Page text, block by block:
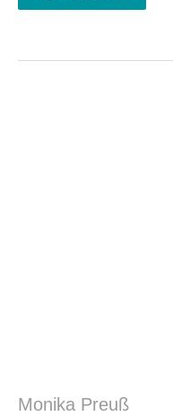
Monika Preuß